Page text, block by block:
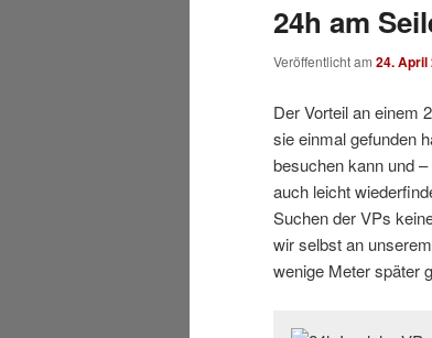
24h am
Veröffentlicht am 24. April
Der Vorteil an einem
sie einmal gefunden
besuchen kann und
auch leicht
Suchen der VPs
wir selbst an
wenige Meter später